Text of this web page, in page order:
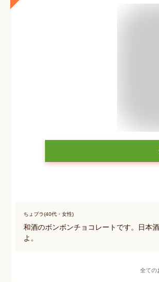
ちょプラ(40代・女性)
和酒のボンボンチョコレートです。日本
よ。
全ての